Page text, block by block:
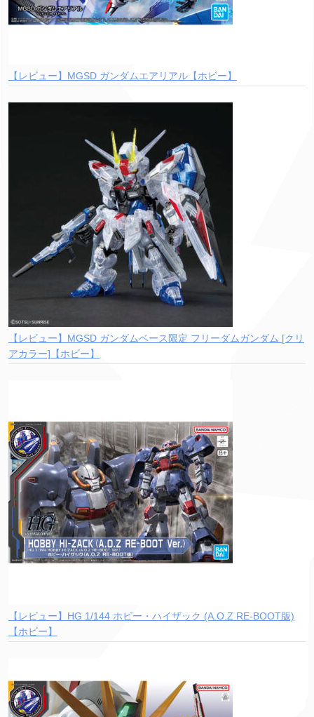
【レビュー】MGSD ガンダムエアリアル【ホビー】
【レビュー】MGSD ガンダムベース限定 フリーダムガンダム [クリ
アカラー]【ホビー】
【レビュー】HG 1/144 ホビー・ハイザック (A.O.Z RE-BOOT版)
【ホビー】